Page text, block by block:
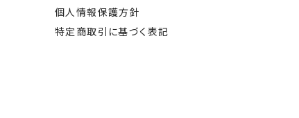
個人情報保護方針
特定商取引に基づく表記